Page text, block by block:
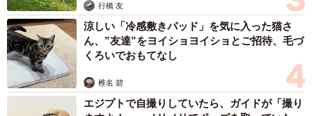
小さな命がつながり、また次の家族へ手渡されていくーー
その“リレー”の先に、ちいちゃんと飼い主さん夫婦の出会い
がありました。
まるでずっと家族だったように… 元気に走り回る
ちいちゃん
行橋 友
涼しい「冷感敷きパッド」を気に入った猫さ
ん、”友達”をヨイショヨイショとご招待、毛づ
くろいでおもてなし
椎名 碧
エジプトで自撮りしていたら、ガイドが「撮り